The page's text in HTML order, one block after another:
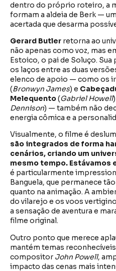
dentro do próprio roteiro, a
formam a aldeia de Berk —
acertada que desarma
Gerard Butler retorna ao
não apenas como voz, mas
Estoico, o pai de Soluço.
os laços entre as duas
elenco de apoio — como os
(Bronwyn James) e
Melequento(Gabriel Howell
Dennison) — também não
energia cômica e a
Visualmente, o filme é
são integrados de forma
cenários, criando um
mesmo tempo. Estávamos
é particularmente
Banguela, que permanece
quanto na animação. A
do vilarejo e os voos
a sensação de aventura e
filme original.
Outro ponto que merece
mantém temas
compositor John Powell,
impacto das cenas mais